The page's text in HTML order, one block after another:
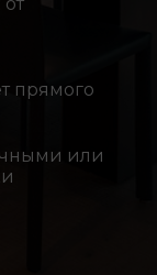
прямого
или